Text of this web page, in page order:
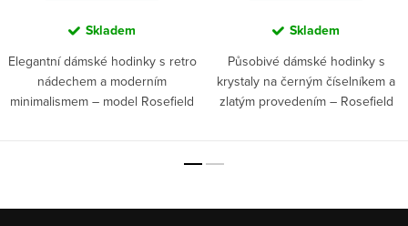
Skladem
Elegantní dámské hodinky s retro
nádechem a moderním
minimalismem – model Rosefield
Skladem
Působivé dámské hodinky s
krystaly na černým číselníkem a
zlatým provedením – Rosefield